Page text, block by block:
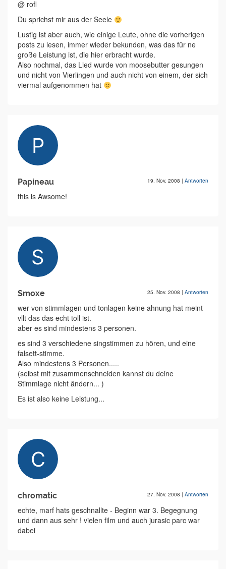
@ rofl
Du sprichst mir aus der Seele
Lustig ist aber auch, wie einige Leute, ohne die vorherigen
posts zu lesen, immer wieder bekunden, was das für ne
große Leistung ist, die hier erbracht wurde.
Also nochmal, das Lied wurde von moosebutter gesungen
und nicht von Vierlingen und auch nicht von einem, der sich
viermal aufgenommen hat
Papineau 19. Nov. 2008 | Antworten
this is Awsome!
Smoxe 25. Nov. 2008 | Antworten
wer von stimmlagen und tonlagen keine ahnung hat meint
vllt das das echt toll ist.
aber es sind mindestens 3 personen.
es sind 3 verschiedene singstimmen zu hören, und eine
falsett-stimme.
Also mindestens 3 Personen.....
(selbst mit zusammenschneiden kannst du deine
Stimmlage nicht ändern... )
Es ist also keine Leistung...
chromatic 27. Nov. 2008 | Antworten
echte, marf hats geschnallte - Beginn war 3. Begegnung
und dann aus sehr ! vielen film und auch jurasic parc war
dabei